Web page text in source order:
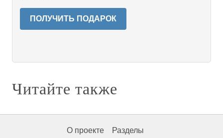
ПОЛУЧИТЬ ПОДАРОК
Читайте также
О проекте Разделы